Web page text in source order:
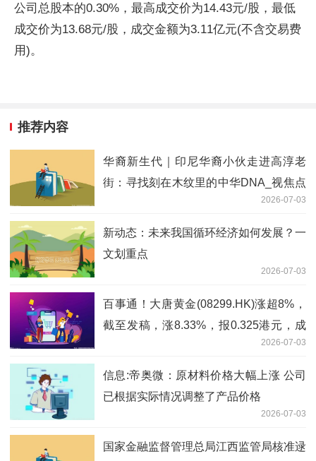
公司总股本的0.30%，最高成交价为14.43元/股，最低
成交价为13.68元/股，成交金额为3.11亿元(不含交易费
用)。
推荐内容
华裔新生代｜印尼华裔小伙走进高淳老
街：寻找刻在木纹里的中华DNA_视焦点
2026-07-03
新动态：未来我国循环经济如何发展？一
文划重点
2026-07-03
百事通！大唐黄金(08299.HK)涨超8%，
截至发稿，涨8.33%，报0.325港元，成
2026-07-03
信息:帝奥微：原材料价格大幅上涨 公司
已根据实际情况调整了产品价格
2026-07-03
国家金融监督管理总局江西监管局核准逯